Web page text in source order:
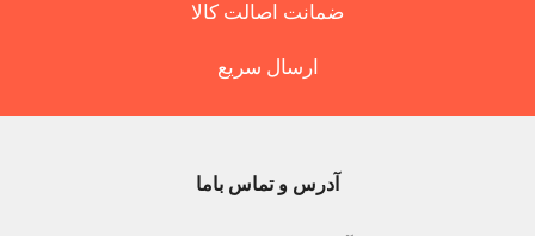
ضمانت اصالت کالا
ارسال سریع
آدرس و تماس باما